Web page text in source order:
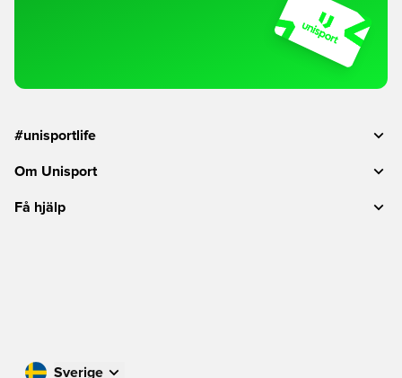
#unisportlife
Om Unisport
Få hjälp
Sverige